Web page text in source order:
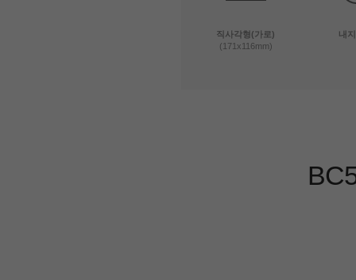
직사각형(가로)
(171x116mm)
내